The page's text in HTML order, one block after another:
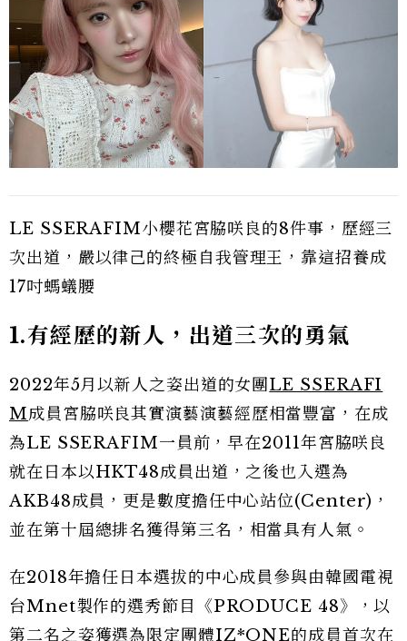
LE SSERAFIM小櫻花宮脇咲良的8件事，歷經三
次出道，嚴以律己的終極自我管理王，靠這招養成
17吋螞蟻腰
1.有經歷的新人，出道三次的勇氣
2022年5月以新人之姿出道的女團LE SSERAFI
M成員宮脇咲良其實演藝演藝經歷相當豐富，在成
為LE SSERAFIM一員前，早在2011年宮脇咲良
就在日本以HKT48成員出道，之後也入選為
AKB48成員，更是數度擔任中心站位(Center)，
並在第十屆總排名獲得第三名，相當具有人氣。
在2018年擔任日本選拔的中心成員參與由韓國電視
台Mnet製作的選秀節目《PRODUCE 48》，以
第二名之姿獲選為限定團體IZ*ONE的成員首次在